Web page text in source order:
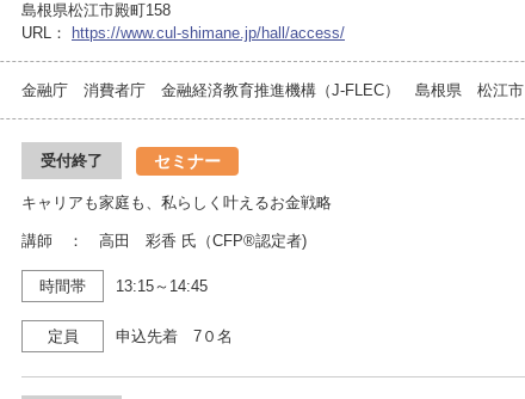
島根県松江市殿町158
URL：
https://www.cul-shimane.jp/hall/access/
金融庁 消費者庁 金融経済教育推進機構（J-FLEC） 島根県 松江市
受付終了 セミナー
キャリアも家庭も、私らしく叶えるお金戦略
講師 ： 高田 彩香 氏（CFP®認定者)
時間帯 13:15～14:45
定員 申込先着 7０名